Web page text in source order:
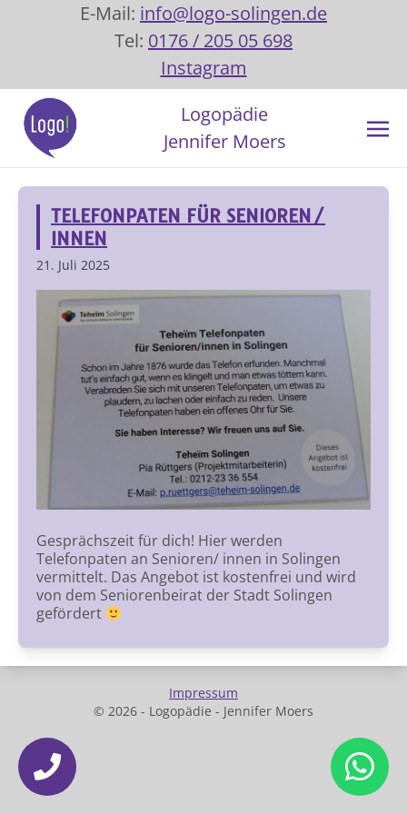
E-Mail: info@logo-solingen.de
Tel: 0176 / 205 05 698
Instagram
Logopädie
Jennifer Moers
TELEFONPATEN FÜR SENIOREN/
INNEN
21. Juli 2025
Gesprächszeit für dich! Hier werden
Telefonpaten an Senioren/ innen in Solingen
vermittelt. Das Angebot ist kostenfrei und wird
von dem Seniorenbeirat der Stadt Solingen
gefördert
Impressum
© 2026 - Logopädie - Jennifer Moers